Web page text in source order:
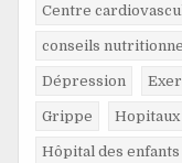
Centre
conseils
Dépression
Grippe
Hôpital des enfants